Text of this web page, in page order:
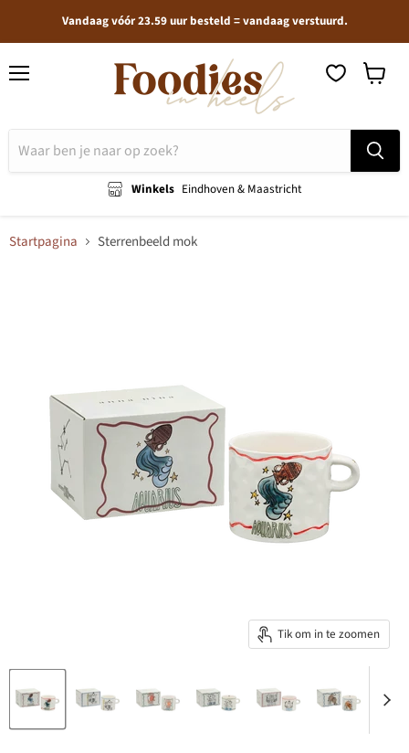
Vandaag vóór 23.59 uur besteld = vandaag verstuurd.
Winkels Eindhoven & Maastricht
Startpagina Sterrenbeeld mok
Tik om in te zoomen